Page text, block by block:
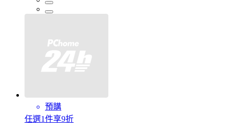
預購
任選1件享9折